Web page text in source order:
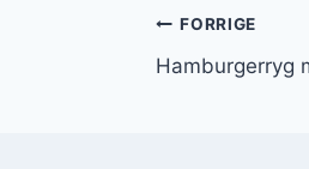
FORRIGE
Hamburgerryg